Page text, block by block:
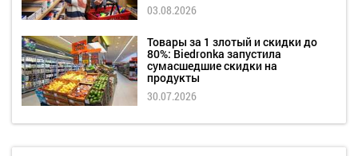
03.08.2026
Товары за 1 злотый и скидки до
80%: Biedronka запустила
сумасшедшие скидки на
продукты
30.07.2026